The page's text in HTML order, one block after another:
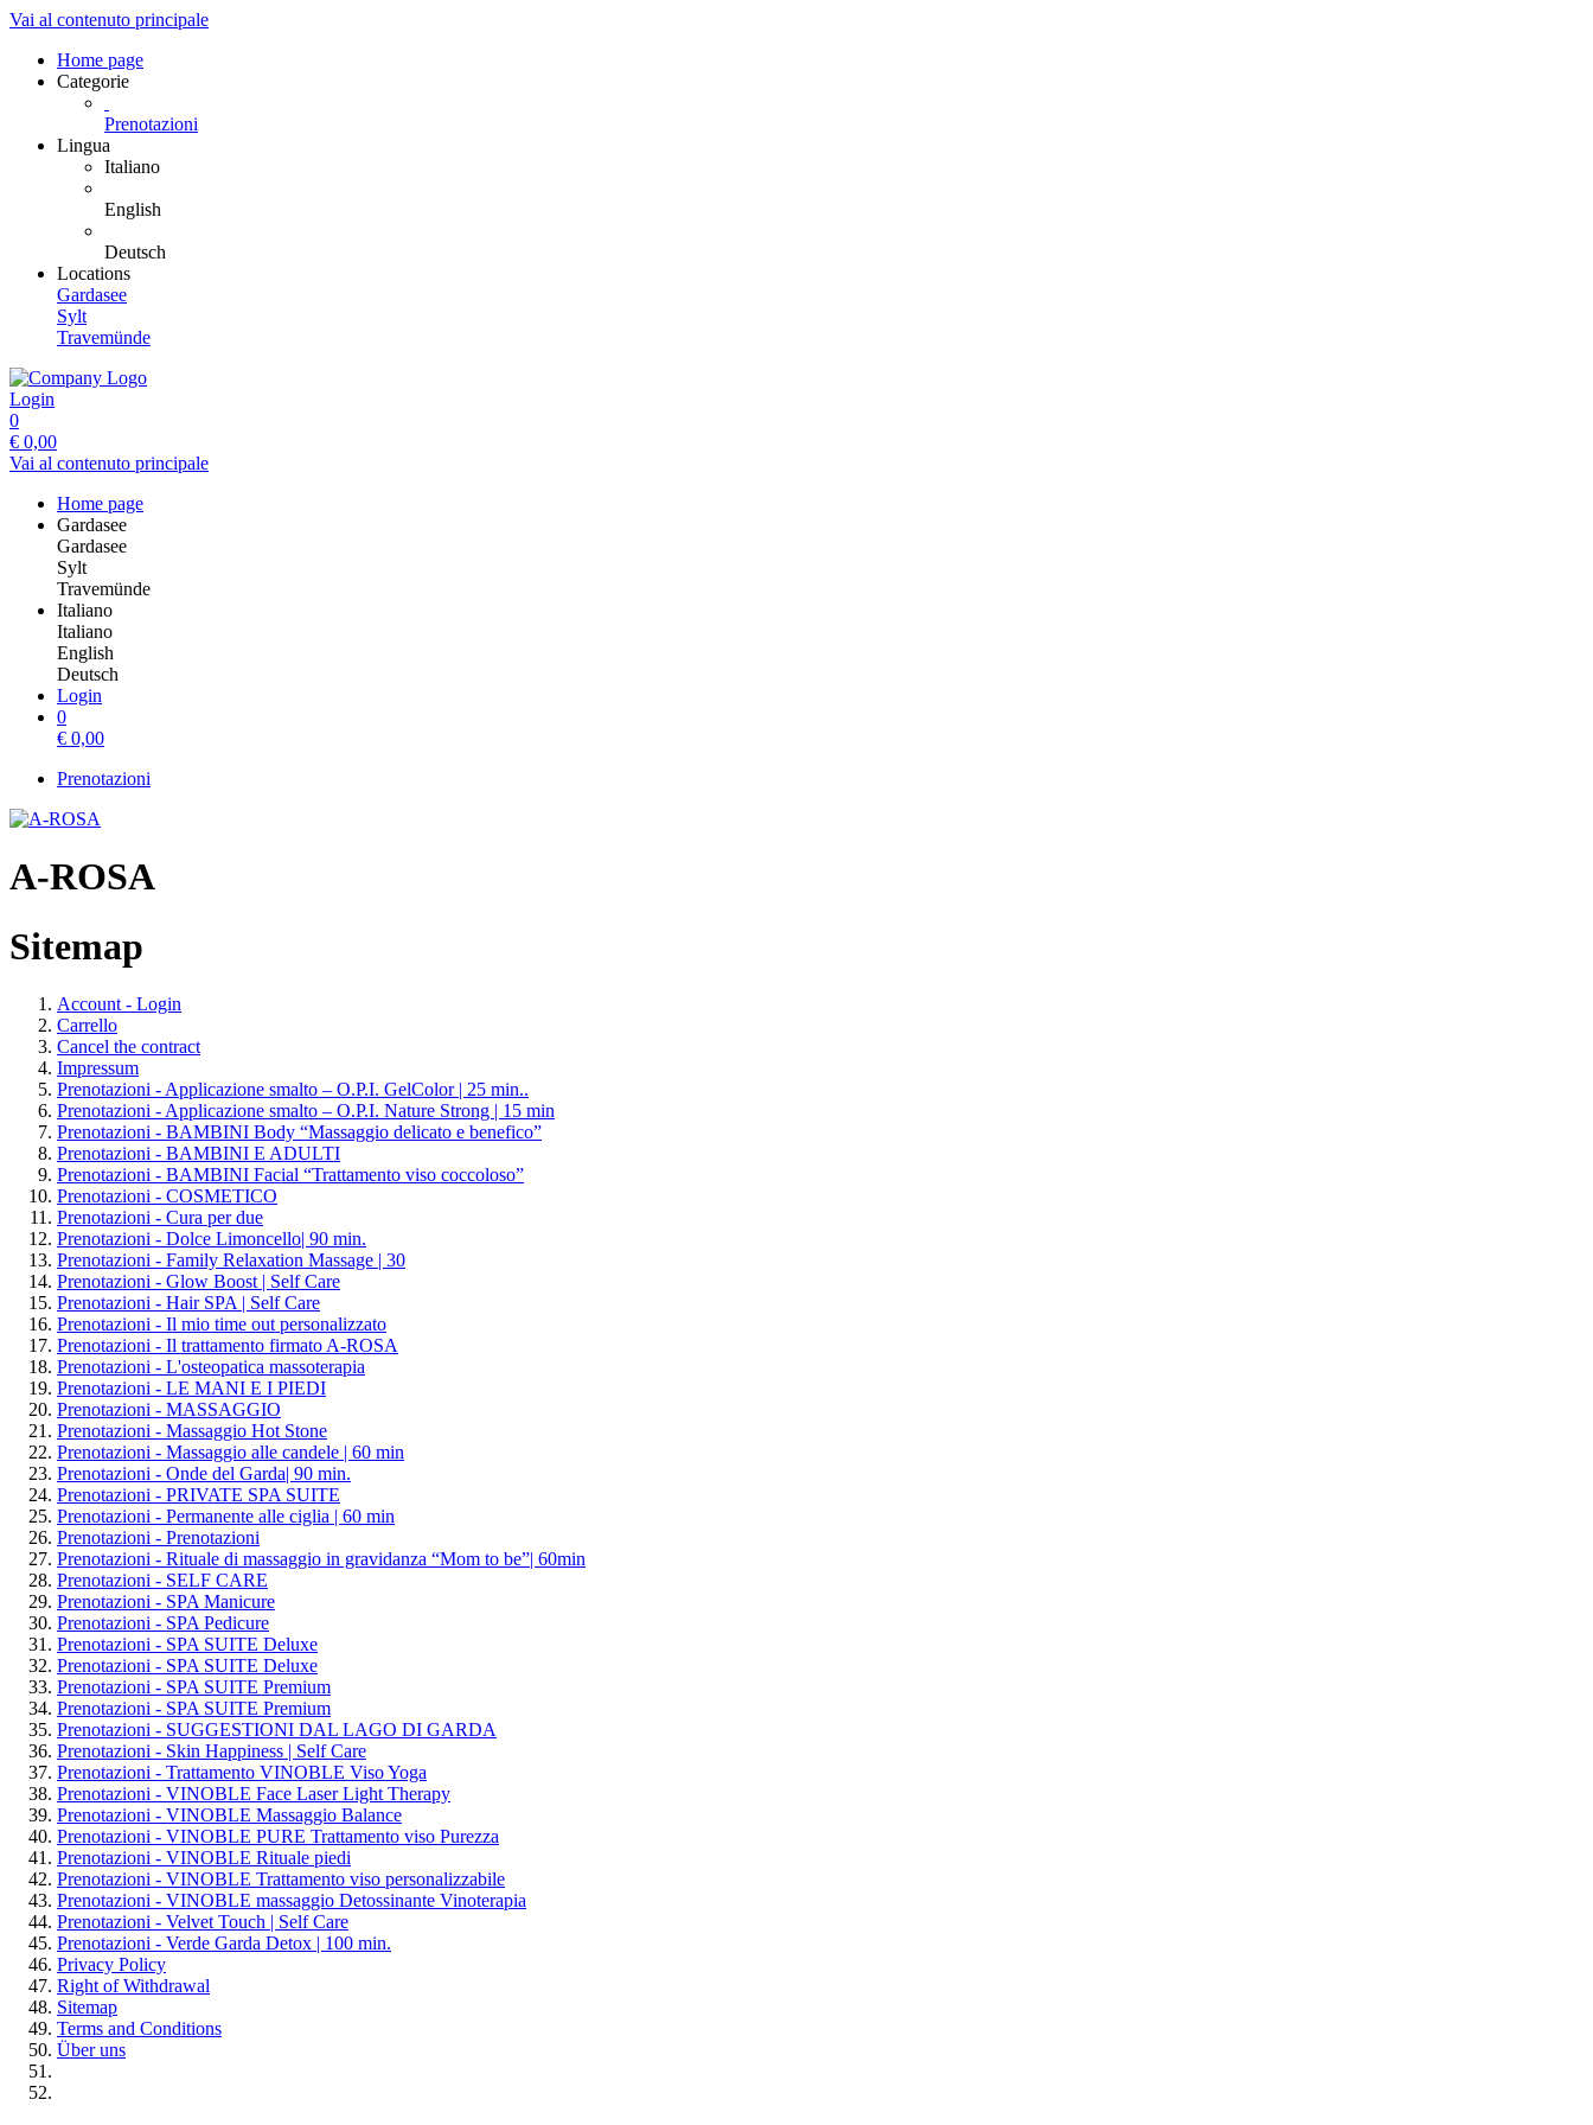
Vai al contenuto principale
Home page
Categorie
Prenotazioni
Lingua
Italiano
English
Deutsch
Locations
Gardasee
Sylt
Travemünde
Login
0
€ 0,00
Vai al contenuto principale
Home page
Gardasee
Gardasee
Sylt
Travemünde
Italiano
Italiano
English
Deutsch
Login
0
€ 0,00
Prenotazioni
A-ROSA
Sitemap
Account - Login
Carrello
Cancel the contract
Impressum
Prenotazioni - Applicazione smalto – O.P.I. GelColor | 25 min..
Prenotazioni - Applicazione smalto – O.P.I. Nature Strong | 15 min
Prenotazioni - BAMBINI Body “Massaggio delicato e benefico”
Prenotazioni - BAMBINI E ADULTI
Prenotazioni - BAMBINI Facial “Trattamento viso coccoloso”
Prenotazioni - COSMETICO
Prenotazioni - Cura per due
Prenotazioni - Dolce Limoncello| 90 min.
Prenotazioni - Family Relaxation Massage | 30
Prenotazioni - Glow Boost | Self Care
Prenotazioni - Hair SPA | Self Care
Prenotazioni - Il mio time out personalizzato
Prenotazioni - Il trattamento firmato A-ROSA
Prenotazioni - L'osteopatica massoterapia
Prenotazioni - LE MANI E I PIEDI
Prenotazioni - MASSAGGIO
Prenotazioni - Massaggio Hot Stone
Prenotazioni - Massaggio alle candele | 60 min
Prenotazioni - Onde del Garda| 90 min.
Prenotazioni - PRIVATE SPA SUITE
Prenotazioni - Permanente alle ciglia | 60 min
Prenotazioni - Prenotazioni
Prenotazioni - Rituale di massaggio in gravidanza “Mom to be”| 60min
Prenotazioni - SELF CARE
Prenotazioni - SPA Manicure
Prenotazioni - SPA Pedicure
Prenotazioni - SPA SUITE Deluxe
Prenotazioni - SPA SUITE Deluxe
Prenotazioni - SPA SUITE Premium
Prenotazioni - SPA SUITE Premium
Prenotazioni - SUGGESTIONI DAL LAGO DI GARDA
Prenotazioni - Skin Happiness | Self Care
Prenotazioni - Trattamento VINOBLE Viso Yoga
Prenotazioni - VINOBLE Face Laser Light Therapy
Prenotazioni - VINOBLE Massaggio Balance
Prenotazioni - VINOBLE PURE Trattamento viso Purezza
Prenotazioni - VINOBLE Rituale piedi
Prenotazioni - VINOBLE Trattamento viso personalizzabile
Prenotazioni - VINOBLE massaggio Detossinante Vinoterapia
Prenotazioni - Velvet Touch | Self Care
Prenotazioni - Verde Garda Detox | 100 min.
Privacy Policy
Right of Withdrawal
Sitemap
Terms and Conditions
Über uns